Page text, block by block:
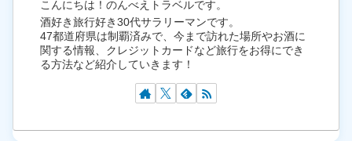
こんにちは！のんべえトラベルです。
酒好き旅行好き30代サラリーマンです。
47都道府県は制覇済みで、今まで訪れた場所やお酒に
関する情報、クレジットカードなど旅行をお得にでき
る方法など紹介していきます！